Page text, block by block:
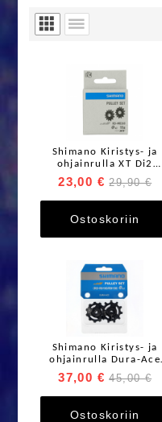
Shimano Kiristys- ja
ohjainrulla XT Di2
Linkglide RD-M8260-
11L 11s
23,00 € 29,90 €
Ostoskoriin
Shimano Kiristys- ja
ohjainrulla Dura-Ace
RD-R9100 11s
37,00 € 45,00 €
Ostoskoriin